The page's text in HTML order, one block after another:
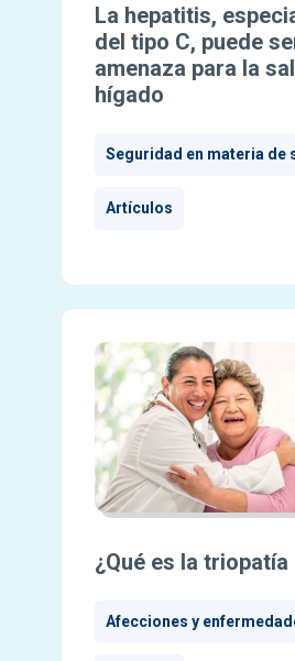
La hepatitis,
del tipo C, puede
amenaza para la
hígado
Seguridad en materia de
Artículos
¿Qué es la
Afecciones y